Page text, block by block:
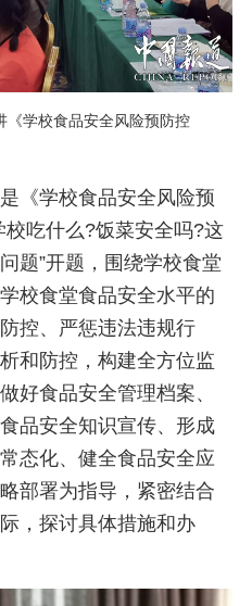
《学校食品安全风险预防控
《学校食品安全风险预
校吃什么?饭菜安全吗?这
题”开题，围绕学校食堂
校食堂食品安全水平的
控、严惩违法违规行
和防控，构建全方位监
好食品安全管理档案、
品安全知识宣传、形成
态化、健全食品安全应
部署为指导，紧密结合
，探讨具体措施和办